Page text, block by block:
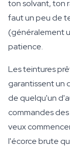
ton solvant, ton
faut un peu de
(généralement
patience.
Les teintures
garantissent un
de quelqu'un
commandes
veux
l'écorce brute